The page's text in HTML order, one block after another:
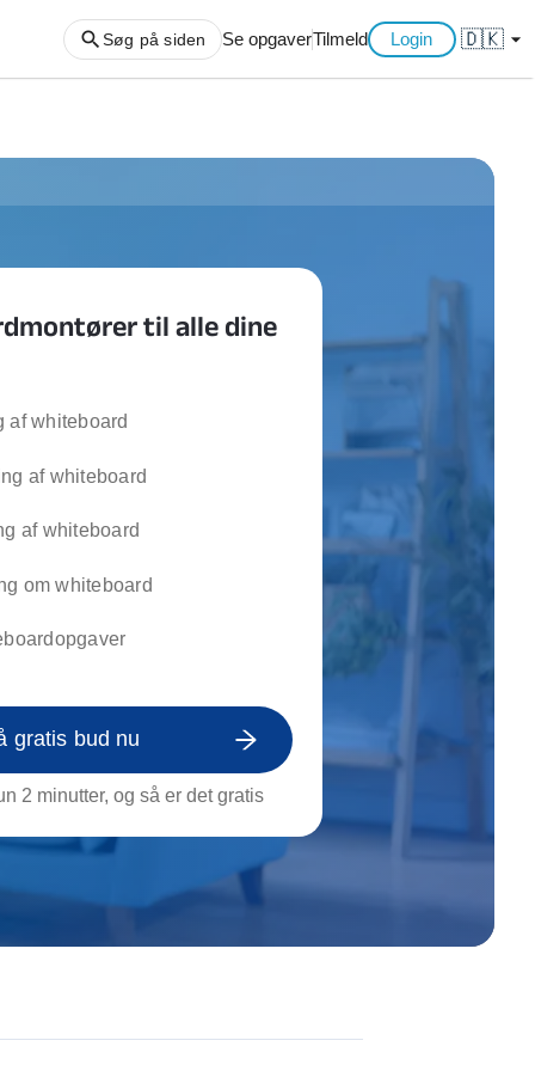
af køkken
af genstande
Søg på siden Se opgaverTilmeld Login 🇩🇰 arrow_drop_down
til alle dine
af whiteboard
af whiteboard
af whiteboard
om whiteboard
gratis bud nu
2 minutter, og så er det gratis